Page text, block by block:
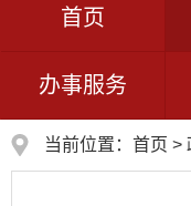
首页
办事服务
当前位置： 首页 >